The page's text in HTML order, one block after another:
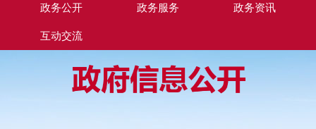
政务公开 政务服务 政务资讯
互动交流